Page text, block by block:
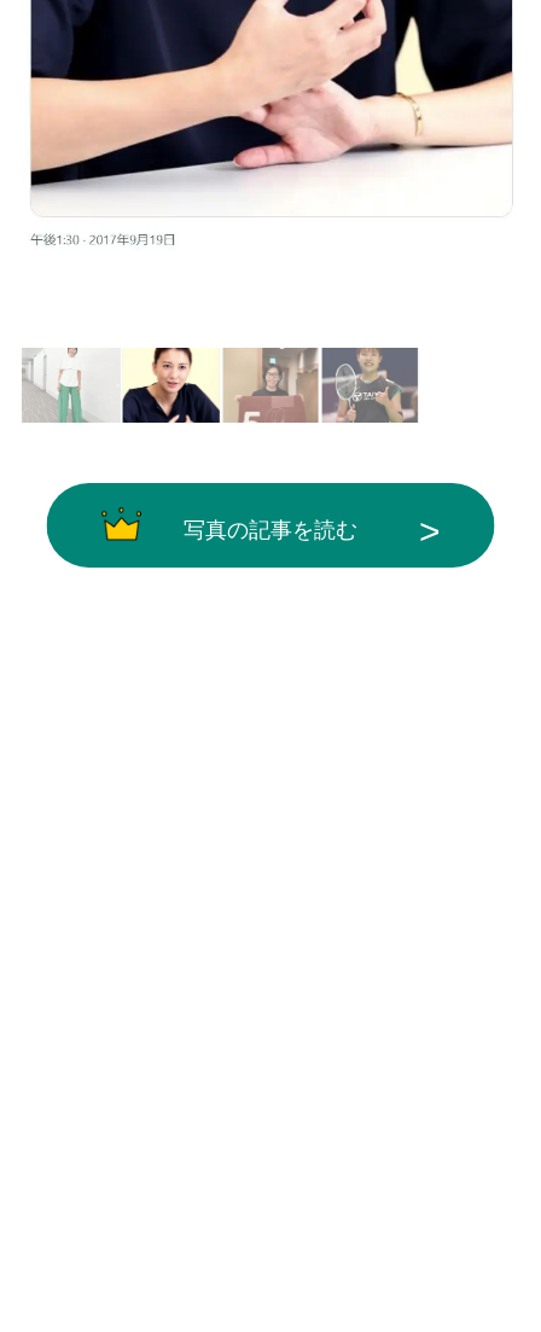
写真の記事を読む